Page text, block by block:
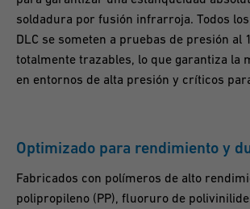
soldadura por fusión infrarroja. Todos
DLC se someten a pruebas de presión al
totalmente trazables, lo que garantiza la
en entornos de alta presión y críticos
Optimizado para rendimiento y
Fabricados con polímeros de alto
polipropileno (PP), fluoruro de